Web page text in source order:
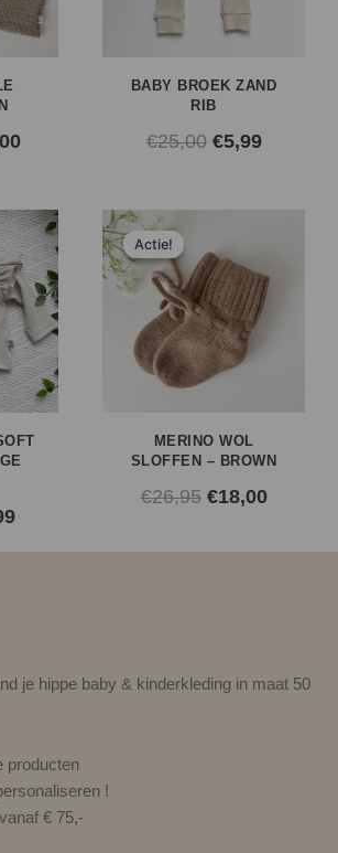
BABY BROEK ZAND
RIB
€25,00 €5,99
Huidige
prijs
is:
€6,99.
Actie!
Actie!
MERINO WOL
SLOFFEN – BROWN
€26,95
prijs
was:
€26,95.
€18,00
is:
je hippe baby & kinderkleding in maat 50
producten
!
€ 75,-